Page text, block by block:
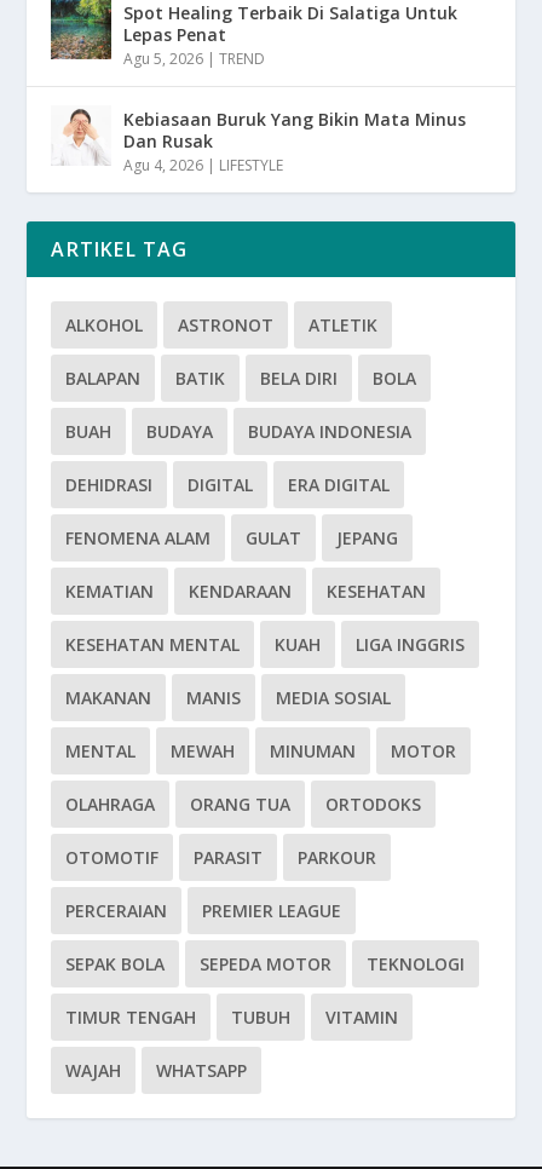
Spot Healing Terbaik Di Salatiga Untuk
Lepas Penat
Agu 5, 2026 |TREND
Kebiasaan Buruk Yang Bikin Mata Minus
Dan Rusak
Agu 4, 2026 | LIFESTYLE
ARTIKEL TAG
ALKOHOL ASTRONOT ATLETIK
BALAPAN BATIK BELA DIRI BOLA
BUAH BUDAYA BUDAYA INDONESIA
DEHIDRASI DIGITAL ERA DIGITAL
FENOMENA ALAM GULAT JEPANG
KEMATIAN KENDARAAN KESEHATAN
KESEHATAN MENTAL KUAH LIGA INGGRIS
MAKANAN MANIS MEDIA SOSIAL
MENTAL MEWAH MINUMAN MOTOR
OLAHRAGA ORANG TUA ORTODOKS
OTOMOTIF PARASIT PARKOUR
PERCERAIAN PREMIER LEAGUE
SEPAK BOLA SEPEDA MOTOR TEKNOLOGI
TIMUR TENGAH TUBUH VITAMIN
WAJAH WHATSAPP